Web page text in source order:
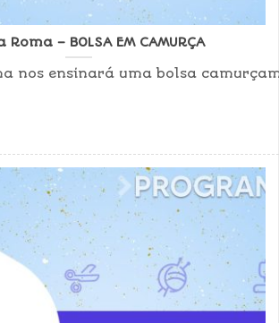
– BOLSA EM CAMURÇA
nos ensinará uma bolsa